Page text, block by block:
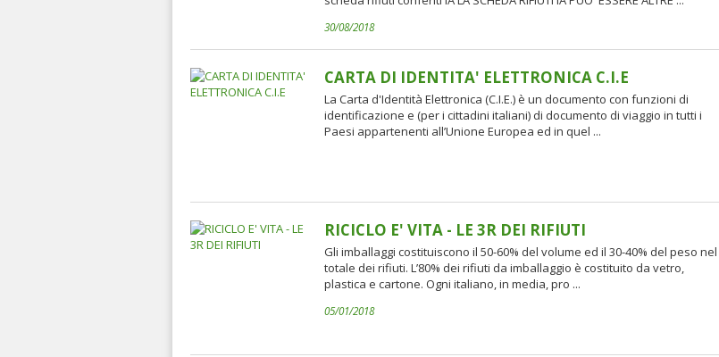
30/08/2018
CARTA DI IDENTITA' ELETTRONICA C.I.E
La Carta d'Identità Elettronica (C.I.E.) è un documento con funzioni di
identificazione e (per i cittadini italiani) di documento di viaggio in tutti i
Paesi appartenenti all’Unione Europea ed in quel ...
RICICLO E' VITA - LE 3R DEI RIFIUTI
Gli imballaggi costituiscono il 50-60% del volume ed il 30-40% del peso nel
totale dei rifiuti. L’80% dei rifiuti da imballaggio è costituito da vetro,
plastica e cartone. Ogni italiano, in media, pro ...
05/01/2018